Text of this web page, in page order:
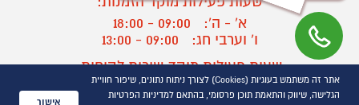
א' - ה':
09:00 - 18:00
ו' וערבי חג:
09:00 - 13:00
שעות פעילות מוקד שירות לקוחות:
א' - ד':
09:00 - 16:30
אתר זה משתמש בעוגיות (Cookies) לצורך ניתוח נתונים, שיפור חוויית
הגלישה, שיווק והתאמת תוכן פרסומי, בהתאם למדיניות הפרטיות
אישור